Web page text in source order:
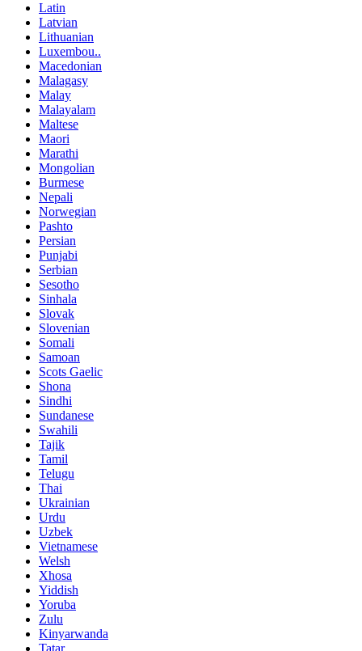
Latin
Latvian
Lithuanian
Luxembou..
Macedonian
Malagasy
Malay
Malayalam
Maltese
Maori
Marathi
Mongolian
Burmese
Nepali
Norwegian
Pashto
Persian
Punjabi
Serbian
Sesotho
Sinhala
Slovak
Slovenian
Somali
Samoan
Scots Gaelic
Shona
Sindhi
Sundanese
Swahili
Tajik
Tamil
Telugu
Thai
Ukrainian
Urdu
Uzbek
Vietnamese
Welsh
Xhosa
Yiddish
Yoruba
Zulu
Kinyarwanda
Tatar